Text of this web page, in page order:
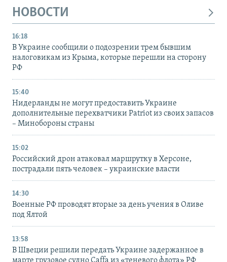
НОВОСТИ
16:18
В Украине сообщили о подозрении трем бывшим
налоговикам из Крыма, которые перешли на сторону
РФ
15:40
Нидерланды не могут предоставить Украине
дополнительные перехватчики Patriot из своих запасов
– Минобороны страны
15:02
Российский дрон атаковал маршрутку в Херсоне,
пострадали пять человек – украинские власти
14:30
Военные РФ проводят вторые за день учения в Оливе
под Ялтой
13:58
В Швеции решили передать Украине задержанное в